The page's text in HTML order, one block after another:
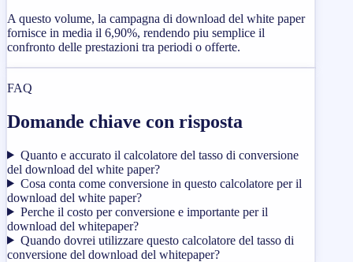
A questo volume, la campagna di download del white paper
fornisce in media il 6,90%, rendendo piu semplice il
confronto delle prestazioni tra periodi o offerte.
FAQ
Domande chiave con risposta
Quanto e accurato il calcolatore del tasso di conversione
del download del white paper?
Cosa conta come conversione in questo calcolatore per il
download del white paper?
Perche il costo per conversione e importante per il
download del whitepaper?
Quando dovrei utilizzare questo calcolatore del tasso di
conversione del download del whitepaper?